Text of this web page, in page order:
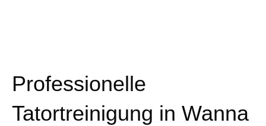
Professionelle
Tatortreinigung in Wanna